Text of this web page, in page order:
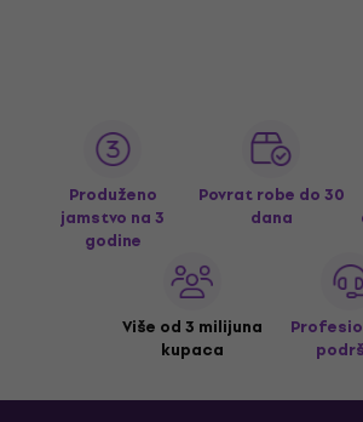
Produženo
jamstvo na 3
godine
Povrat robe do 30
dana
Više od 3 milijuna
kupaca